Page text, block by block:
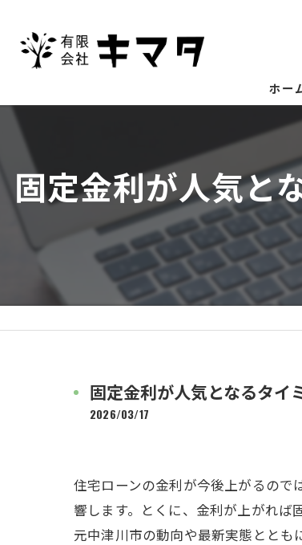
ホー
固定金利が人気と
固定金利が人気となるタイ
2026/03/17
住宅ローンの金利が今後上がるの
響します。とくに、金利が上がれ
元中津川市の動向や最新実態とと